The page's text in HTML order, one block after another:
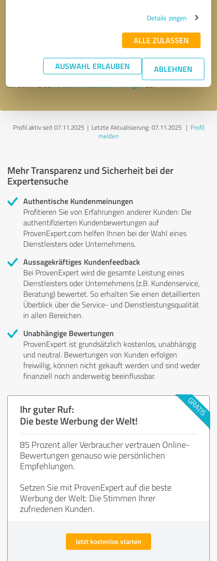
Details zeigen
ALLE ZULASSEN
AUSWAHL ERLAUBEN ABLEHNEN
* Erforderliche Angaben
Nachricht senden
Ich stimme denDatenschutzbestimmungenzu.
Profil aktiv seit 07.11.2025 | Letzte Aktualisierung: 07.11.2025| Profil
melden
Mehr Transparenz und Sicherheit bei der
Expertensuche
Authentische Kundenmeinungen
Profitieren Sie von Erfahrungen anderer Kunden: Die
authentifizierten Kundenbewertungen auf
ProvenExpert.com helfen Ihnen bei der Wahl eines
Dienstleisters oder Unternehmens.
Aussagekräftiges Kundenfeedback
Bei ProvenExpert wird die gesamte Leistung eines
Dienstleisters oder Unternehmens (z.B. Kundenservice,
Beratung) bewertet. So erhalten Sie einen detaillierten
Überblick über die Service- und Dienstleistungsqualität
in allen Bereichen.
Unabhängige Bewertungen
ProvenExpert ist grundsätzlich kostenlos, unabhängig
und neutral. Bewertungen von Kunden erfolgen
freiwillig, können nicht gekauft werden und sind weder
finanziell noch anderweitig beeinflussbar.
Ihr guter Ruf:
Die beste Werbung der Welt!
85 Prozent aller Verbraucher vertrauen Online-
Bewertungen genauso wie persönlichen
Empfehlungen.
Setzen Sie mit ProvenExpert auf die beste
Werbung der Welt: Die Stimmen Ihrer
zufriedenen Kunden.
Jetzt kostenlos starten